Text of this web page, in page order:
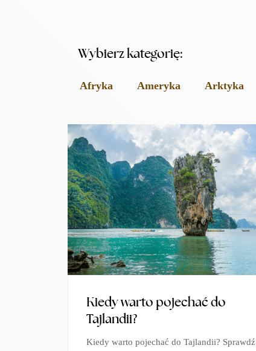
Wybierz kategorię:
Afryka Ameryka Arktyka
Kiedy warto pojechać do
Tajlandii?
Kiedy warto pojechać do Tajlandii? Sprawdź